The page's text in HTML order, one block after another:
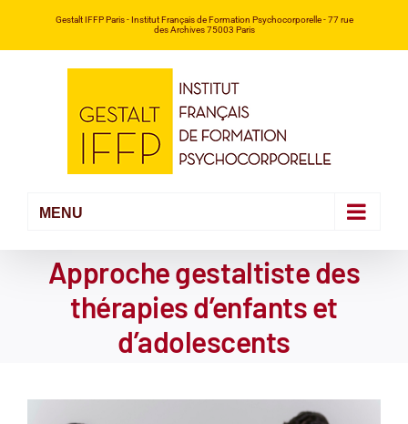
Gestalt IFFP Paris- Institut Français de Formation Psychocorporelle -77 rue
des Archives 75003 Paris
Approche gestaltiste des
thérapies d’enfants et
d’adolescents